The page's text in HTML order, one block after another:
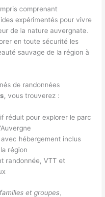
comprenant
expérimentés pour vivre
de la nature auvergnate.
en toute sécurité les
sauvage de la région à
de randonnées
, vous trouverez :
réduit pour explorer le parc
hébergement inclus
région
randonnée, VTT et
et groupes,